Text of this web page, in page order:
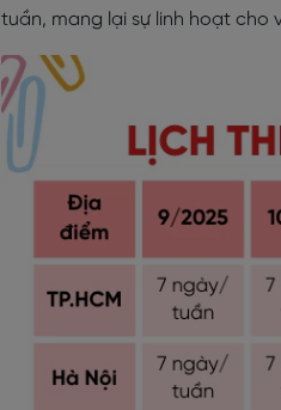
tuần, mang lại sự linh hoạt cho